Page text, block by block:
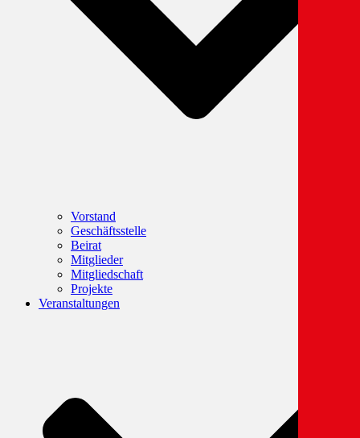
Vorstand
Geschäftsstelle
Beirat
Mitglieder
Mitgliedschaft
Projekte
Veranstaltungen